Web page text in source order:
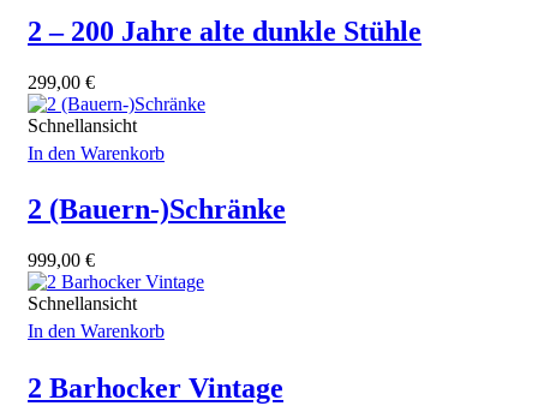
2 – 200 Jahre alte dunkle Stühle
299,00 €
Schnellansicht
In den Warenkorb
2 (Bauern-)Schränke
999,00 €
Schnellansicht
In den Warenkorb
2 Barhocker Vintage